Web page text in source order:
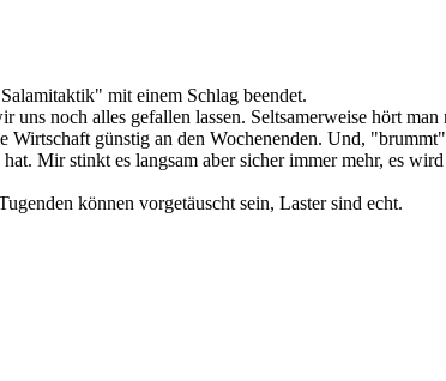
mit einem Schlag beendet.
noch alles gefallen lassen. Seltsamerweise hört
günstig an den Wochenenden. Und,
Mir stinkt es langsam aber sicher immer mehr, es
können vorgetäuscht sein, Laster sind echt.